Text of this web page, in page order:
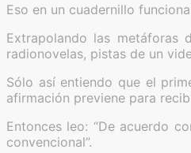
Eso en un cuadernillo
Extrapolando las
radionovelas, pistas de un
Sólo así entiendo que el
afirmación previene para
Entonces leo: “De acuerdo
convencional”.